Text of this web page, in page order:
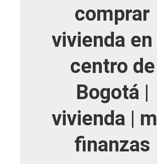
comprar
vivienda en
centro de
Bogotá |
vivienda |
finanzas